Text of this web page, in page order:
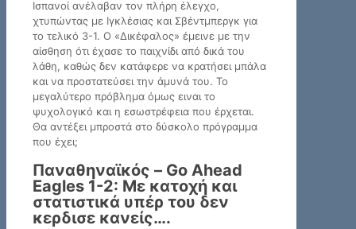
Ισπανοί ανέλαβαν τον πλήρη έλεγχο,
χτυπώντας με Ιγκλέσιας και Σβέντμπεργκ για
το τελικό 3-1. Ο «Δικέφαλος» έμεινε με την
αίσθηση ότι έχασε το παιχνίδι από δικά του
λάθη, καθώς δεν κατάφερε να κρατήσει μπάλα
και να προστατεύσει την άμυνά του. Το
μεγαλύτερο πρόβλημα όμως ειναι το
ψυχολογικό και η εσωστρέφεια που έρχεται.
Θα αντέξει μπροστά στο δύσκολο πρόγραμμα
που έχει;
Παναθηναϊκός – Go Ahead
Eagles 1-2: Με κατοχή και
στατιστικά υπέρ του δεν
κερδισε κανείς….